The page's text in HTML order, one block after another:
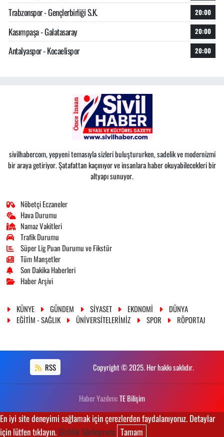
Trabzonspor - Gençlerbirliği S.K. 20:00
Kasımpaşa - Galatasaray 20:00
Antalyaspor - Kocaelispor 20:00
sivilhabercom, yepyeni temasıyla sizleri buluştururken, sadelik ve modernizmi
bir araya getiriyor. Şatafattan kaçınıyor ve insanlara haber okuyabilecekleri bir
altyapı sunuyor.
Nöbetçi Eczaneler
Hava Durumu
Namaz Vakitleri
Trafik Durumu
Süper Lig Puan Durumu ve Fikstür
Tüm Manşetler
Son Dakika Haberleri
Haber Arşivi
KÜNYE GÜNDEM SİYASET EKONOMİ
DÜNYA
EĞİTİM - SAĞLIK
ÜNİVERSİTELERİMİZ SPOR RÖPORTAJ
RSS Copyright © 2025. Her hakkı saklıdır.
Haber Yazılımı:TE Bilişim
En iyi site deneyimi sağlamak için çerezlerden faydalanıyoruz. Detaylar
için lütfen tıklayın.Gizlilik Sözleşmesi Tamam